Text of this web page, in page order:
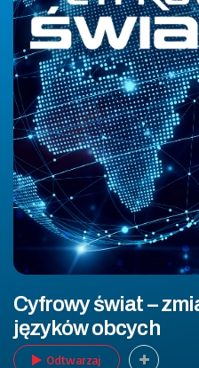
Cyfrowy świat –
języków obcych
Odtwarzaj